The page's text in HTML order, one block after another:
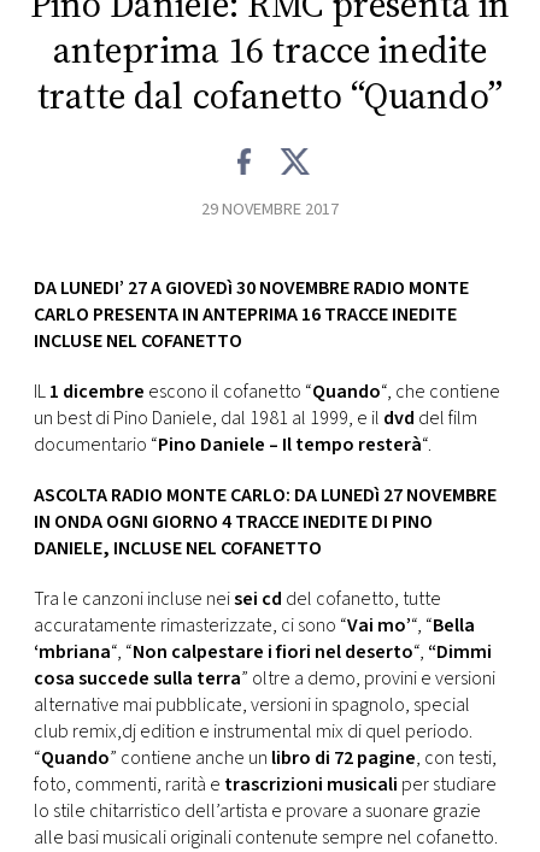
CONSIGLIA
anteprima 16 tracce inedite
tratte dal cofanetto “Quando”
29 NOVEMBRE 2017
DA LUNEDI’ 27 A GIOVEDì 30 NOVEMBRE RADIO MONTE
CARLO PRESENTA IN ANTEPRIMA 16 TRACCE INEDITE
INCLUSE NEL COFANETTO
IL1 dicembre escono il cofanetto “Quando“, che contiene
un best di Pino Daniele, dal 1981 al 1999, e il dvd del film
documentario “Pino Daniele – Il tempo resterà“.
ASCOLTA RADIO MONTE CARLO: DA LUNEDì 27 NOVEMBRE
IN ONDA OGNI GIORNO 4 TRACCE INEDITE DI PINO
DANIELE, INCLUSE NEL COFANETTO
Tra le canzoni incluse neisei cd del cofanetto, tutte
accuratamente rimasterizzate, ci sono “Vai mo’“, “Bella
‘mbriana“, “Non calpestare i fiori nel deserto“, “Dimmi
cosa succede sulla terra” oltre a demo, provini e versioni
alternative mai pubblicate, versioni in spagnolo, special
club remix,dj edition e instrumental mix di quel periodo.
“Quando” contiene anche un libro di 72 pagine, con testi,
foto, commenti, rarità e trascrizioni musicali per studiare
lo stile chitarristico dell’artista e provare a suonare grazie
alle basi musicali originali contenute sempre nel cofanetto.